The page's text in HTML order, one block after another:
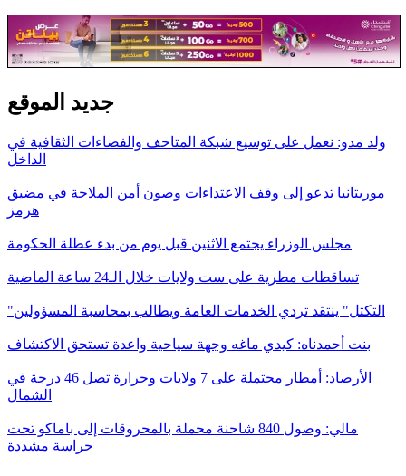
جديد الموقع
ولد مدو: نعمل على توسيع شبكة المتاحف والفضاءات الثقافية في
الداخل
موريتانيا تدعو إلى وقف الاعتداءات وصون أمن الملاحة في مضيق
هرمز
مجلس الوزراء يجتمع الاثنين قبل يوم من بدء عطلة الحكومة
تساقطات مطرية على ست ولايات خلال الـ24 ساعة الماضية
"التكتل" ينتقد تردي الخدمات العامة ويطالب بمحاسبة المسؤولين
بنت أحمدناه: كيدي ماغه وجهة سياحية واعدة تستحق الاكتشاف
الأرصاد: أمطار محتملة على 7 ولايات وحرارة تصل 46 درجة في
الشمال
مالي: وصول 840 شاحنة محملة بالمحروقات إلى باماكو تحت
حراسة مشددة